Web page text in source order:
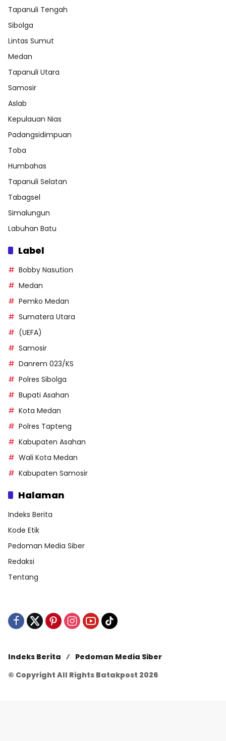
Tapanuli Tengah
Sibolga
Lintas Sumut
Medan
Tapanuli Utara
Samosir
Aslab
Kepulauan Nias
Padangsidimpuan
Toba
Humbahas
Tapanuli Selatan
Tabagsel
Simalungun
Labuhan Batu
Label
Bobby Nasution
Medan
Pemko Medan
Sumatera Utara
(UEFA)
Samosir
Danrem 023/KS
Polres Sibolga
Bupati Asahan
Kota Medan
Polres Tapteng
Kabupaten Asahan
Wali Kota Medan
Kabupaten Samosir
Halaman
Indeks Berita
Kode Etik
Pedoman Media Siber
Redaksi
Tentang
Indeks Berita
Pedoman Media Siber
© Copyright All Rights Batakpost 2026